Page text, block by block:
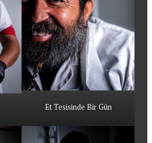
Et Tesisinde Bir Gün